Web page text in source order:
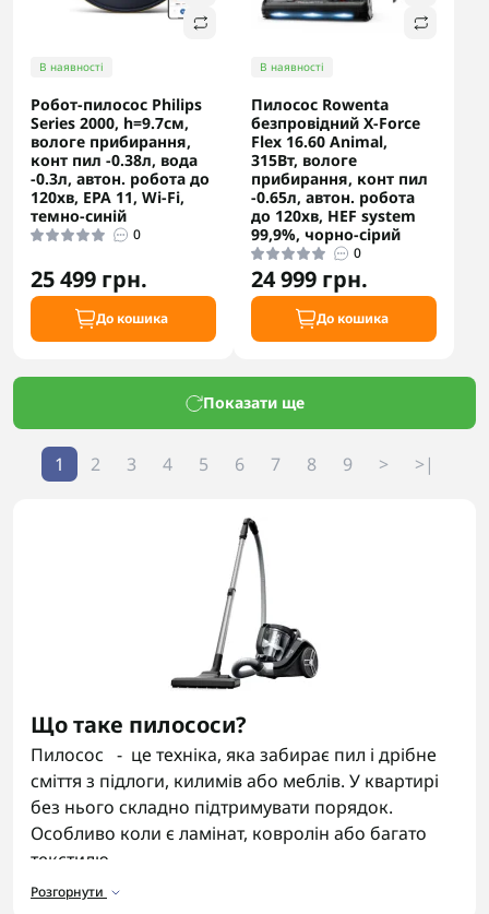
В наявності
Робот-пилосос Philips
Series 2000, h=9.7см,
вологе прибирання,
конт пил -0.38л, вода
-0.3л, автон. робота до
120хв, EPA 11, Wi-Fi,
темно-синій
0
25 499 грн.
До кошика
В наявності
Пилосос Rowenta
безпровідний X-Force
Flex 16.60 Animal,
315Вт, вологе
прибирання, конт пил
-0.65л, автон. робота
до 120хв, HEF system
99,9%, чорно-сірий
0
24 999 грн.
До кошика
Показати ще
1 2 3 4 5 6 7 8 9 > >|
Що таке пилососи?
Пилосос - це техніка, яка забирає пил і дрібне
сміття з підлоги, килимів або меблів. У квартирі
без нього складно підтримувати порядок.
Особливо коли є ламінат, ковролін або багато
текстилю.
Сучасні пилососи давно стали компактними і
Розгорнути